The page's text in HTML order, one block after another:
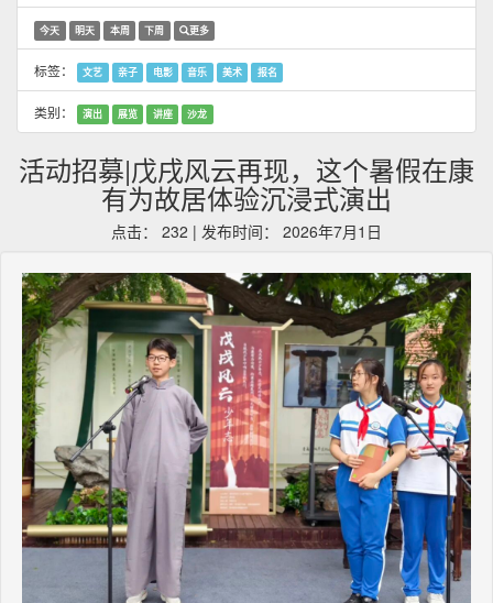
今天 明天 本周 下周 更多
标签： 文艺 亲子 电影 音乐 美术 报名
类别： 演出 展览 讲座 沙龙
活动招募|戊戌风云再现，这个暑假在康
有为故居体验沉浸式演出
点击： 232 | 发布时间： 2026年7月1日